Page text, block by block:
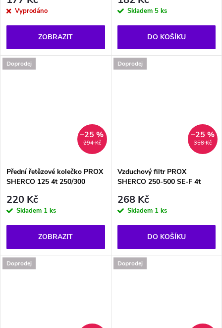
Vyprodáno
ZOBRAZIT
Skladem 5 ks
DO KOŠÍKU
Doprodej
294 Kč
–25 %
Přední řetězové kolečko PROX
SHERCO 125 4t 250/300
220 Kč
Skladem 1 ks
ZOBRAZIT
Doprodej
358 Kč
–25 %
Vzduchový filtr PROX
SHERCO 250-500 SE-F 4t
268 Kč
Skladem 1 ks
DO KOŠÍKU
Doprodej Doprodej